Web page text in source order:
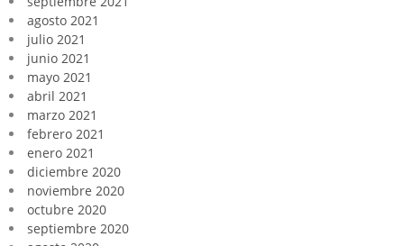
agosto 2021
julio 2021
junio 2021
mayo 2021
abril 2021
marzo 2021
febrero 2021
enero 2021
diciembre 2020
noviembre 2020
octubre 2020
septiembre 2020